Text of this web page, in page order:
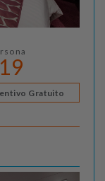
Gratuito